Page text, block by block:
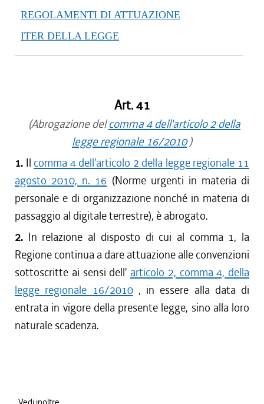
REGOLAMENTI DI ATTUAZIONE
ITER DELLA LEGGE
Art. 41
(Abrogazione delcomma 4 dell'articolo 2 della
legge regionale 16/2010)
1. Il comma 4 dell'articolo 2 della legge regionale 11
agosto 2010, n. 16 (Norme urgenti in materia di
personale e di organizzazione nonché in materia di
passaggio al digitale terrestre), è abrogato.
2. In relazione al disposto di cui al comma 1, la
Regione continua a dare attuazione alle convenzioni
sottoscritte ai sensi dell' articolo 2, comma 4, della
legge regionale 16/2010, in essere alla data di
entrata in vigore della presente legge, sino alla loro
naturale scadenza.